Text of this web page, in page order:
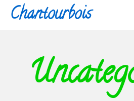
AllerChantourbois